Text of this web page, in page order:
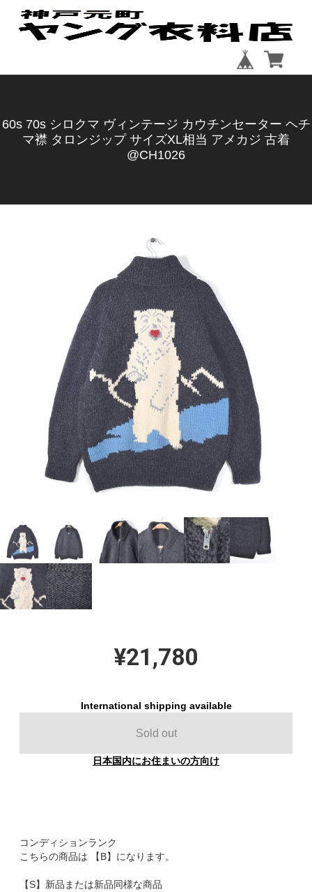
60s 70s シロクマ ヴィンテージ カウチンセーター ヘチ
マ襟 タロンジップ サイズXL相当 アメカジ 古着
@CH1026
¥21,780
International shipping available
Sold out
日本国内にお住まいの方向け
コンディションランク
こちらの商品は 【B】になります。
【S】新品または新品同様な商品